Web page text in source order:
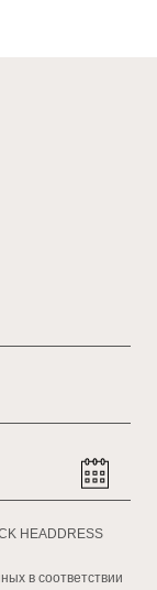
HEADDRESS
в соответствии